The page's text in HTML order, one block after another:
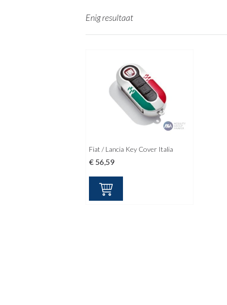
Enig resultaat
Fiat / Lancia Key Cover Italia
€ 56,59